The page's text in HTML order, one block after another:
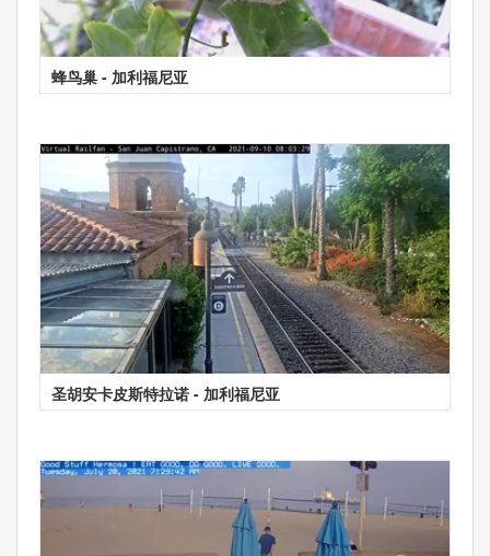
蜂鸟巢 - 加利福尼亚
圣胡安卡皮斯特拉诺 - 加利福尼亚